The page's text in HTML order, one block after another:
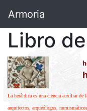
Armoria
Libro
La heráldica es una ciencia auxiliar de
arquitectos, arqueólogos,